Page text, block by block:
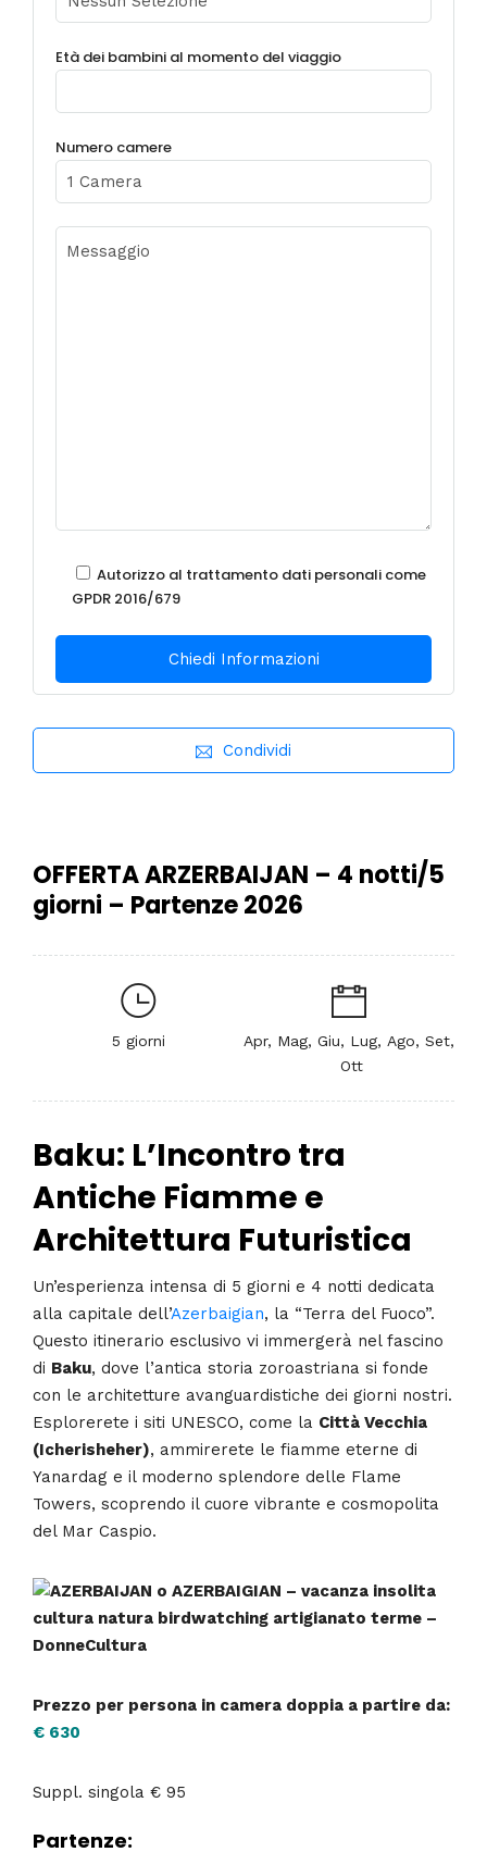
Età dei bambini al momento del viaggio
Numero camere
Autorizzo al trattamento dati personali come
GPDR 2016/679
Condividi
OFFERTA ARZERBAIJAN – 4 notti/5
giorni – Partenze 2026
5 giorni
Apr, Mag, Giu, Lug, Ago, Set,
Ott
Baku: L’Incontro tra
Antiche Fiamme e
Architettura Futuristica
Un’esperienza intensa di 5 giorni e 4 notti dedicata
alla capitale dell’Azerbaigian, la “Terra del Fuoco”.
Questo itinerario esclusivo vi immergerà nel fascino
di Baku, dove l’antica storia zoroastriana si fonde
con le architetture avanguardistiche dei giorni nostri.
Esplorerete i siti UNESCO, come la Città Vecchia
(Icherisheher), ammirerete le fiamme eterne di
Yanardag e il moderno splendore delle Flame
Towers, scoprendo il cuore vibrante e cosmopolita
del Mar Caspio.
Prezzo per persona in camera doppia a partire da:
€ 630
Suppl. singola € 95
Partenze: